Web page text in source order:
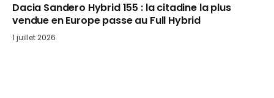
Dacia Sandero Hybrid 155 : la citadine la plus
vendue en Europe passe au Full Hybrid
1 juillet 2026